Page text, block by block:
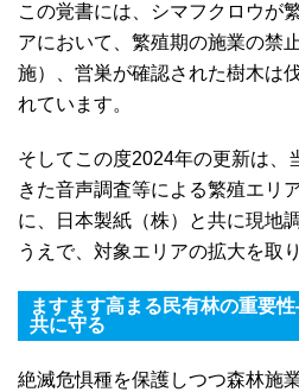
この覚書には、シマフクロウが
アにおいて、繁殖期の施業の禁
施）、営巣が確認された樹木は
れています。
そしてこの度2024年の更新は、
きた音声調査等による繁殖エリ
に、日本製紙（株）と共に現地
うえで、対象エリアの拡大を取
ますます高まる民有林の重要
共に守る
絶滅危惧種を保護しつつ森林施